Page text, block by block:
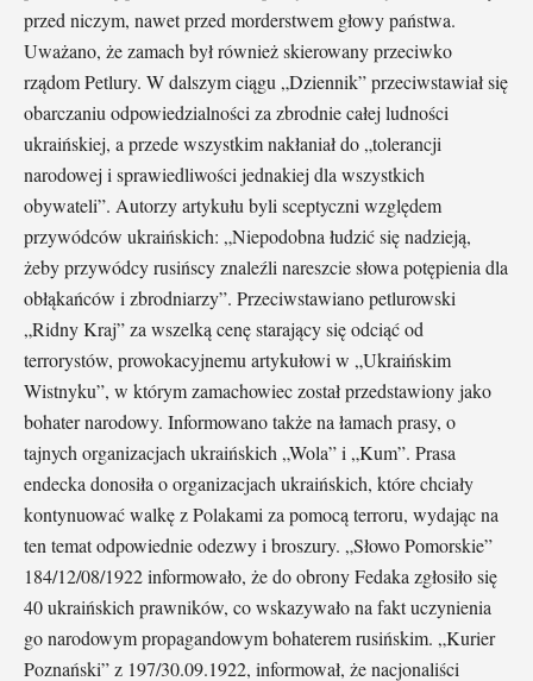
przed niczym, nawet przed morderstwem głowy państwa.
Uważano, że zamach był również skierowany przeciwko
rządom Petlury. W dalszym ciągu „Dziennik” przeciwstawiał się
obarczaniu odpowiedzialności za zbrodnie całej ludności
ukraińskiej, a przede wszystkim nakłaniał do „tolerancji
narodowej i sprawiedliwości jednakiej dla wszystkich
obywateli”. Autorzy artykułu byli sceptyczni względem
przywódców ukraińskich: „Niepodobna łudzić się nadzieją,
żeby przywódcy rusińscy znaleźli nareszcie słowa potępienia dla
obłąkańców i zbrodniarzy”. Przeciwstawiano petlurowski
„Ridny Kraj” za wszelką cenę starający się odciąć od
terrorystów, prowokacyjnemu artykułowi w „Ukraińskim
Wistnyku”, w którym zamachowiec został przedstawiony jako
bohater narodowy. Informowano także na łamach prasy, o
tajnych organizacjach ukraińskich „Wola” i „Kum”. Prasa
endecka donosiła o organizacjach ukraińskich, które chciały
kontynuować walkę z Polakami za pomocą terroru, wydając na
ten temat odpowiednie odezwy i broszury. „Słowo Pomorskie”
184/12/08/1922 informowało, że do obrony Fedaka zgłosiło się
40 ukraińskich prawników, co wskazywało na fakt uczynienia
go narodowym propagandowym bohaterem rusińskim. „Kurier
Poznański” z 197/30.09.1922, informował, że nacjonaliści